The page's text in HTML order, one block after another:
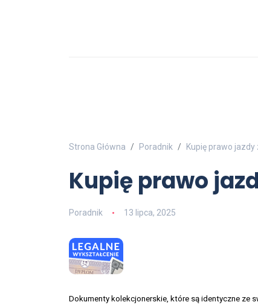
Strona Główna Poradnik Kupię prawo
Kupię prawo
Poradnik 13 lipca, 2025
Dokumenty kolekcjonerskie, które są identyczne ze